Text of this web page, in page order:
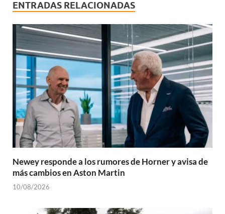
ENTRADAS RELACIONADAS
Newey responde a los rumores de Horner y avisa de
más cambios en Aston Martin
10/08/2026